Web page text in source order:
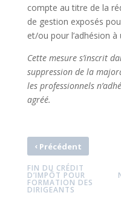
compte au titre de la
de gestion exposés
et/ou pour l’adhésion
Cette mesure s’inscrit
suppression de la
les professionnels
agréé.
‹Précédent
FIN DU CRÉDIT
D’IMPÔT POUR
FORMATION DES
DIRIGEANTS